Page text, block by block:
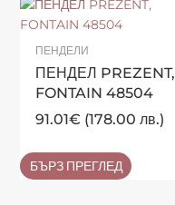
ПЕНДЕЛИ
ПЕНДЕЛ PREZENT,
FONTAIN 48504
91.01€ (178.00 лв.)
БЪРЗ ПРЕГЛЕД